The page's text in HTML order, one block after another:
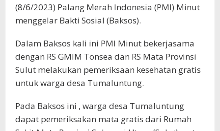
(8/6/2023) Palang Merah Indonesia (PMI) Minut
menggelar Bakti Sosial (Baksos).
Dalam Baksos kali ini PMI Minut bekerjasama
dengan RS GMIM Tonsea dan RS Mata Provinsi
Sulut melakukan pemeriksaan kesehatan gratis
untuk warga desa Tumaluntung.
Pada Baksos ini , warga desa Tumaluntung
dapat pemeriksakan mata gratis dari Rumah